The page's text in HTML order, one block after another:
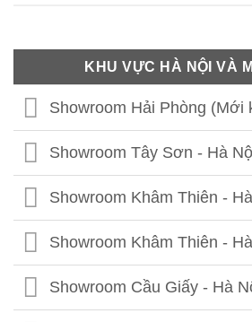
KHU VỰC HÀ NỘI VÀ
Showroom Hải Phòng (Mới
Showroom Tây Sơn - Hà
Showroom Khâm Thiên -
Showroom Khâm Thiên -
Showroom Cầu Giấy - Hà